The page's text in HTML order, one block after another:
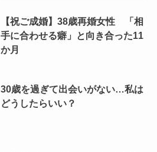
【祝ご成婚】38歳再婚女性 「相
手に合わせる癖」と向き合った11
か月
30歳を過ぎて出会いがない…私は
どうしたらいい？